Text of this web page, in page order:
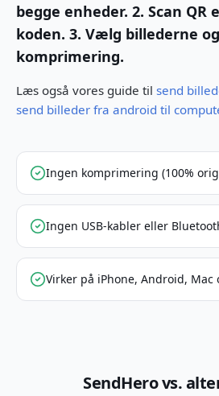
begge enheder. 2. Scan QR
koden. 3. Vælg billederne
komprimering.
Læs også vores guide til send
send billeder fra android til
Ingen komprimering (100%
Ingen USB-kabler eller
Virker på iPhone, Android, Mac
SendHero vs.